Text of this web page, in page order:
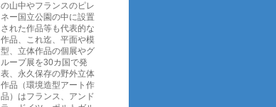
の山中やフランスのピレ
ネー国立公園の中に設置
された作品等も代表的な
作品、これ迄、平面や模
型、立体作品の個展やグ
ループ展を30カ国で発
表、永久保存の野外立体
作品（環境造型アート作
品）はフランス、アンド